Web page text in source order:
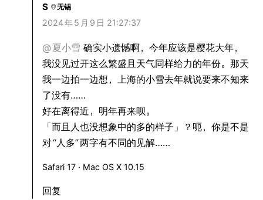
S 无锡
2024年5 月 9 日 21:27:37
@ 夏小雪 确实小遗憾啊，今年应该是樱花大年，
我没见过开这么繁盛且天气同样给力的年份。那天
我一边拍一边想，上海的小雪去年就说要来不知来
了没有……
好在离得近，明年再来呗。
「而且人也没想象中的多的样子」？呃，你是不是
对“人多”两字有不同的见解……
Safari 17 · Mac OS X 10.15
回复